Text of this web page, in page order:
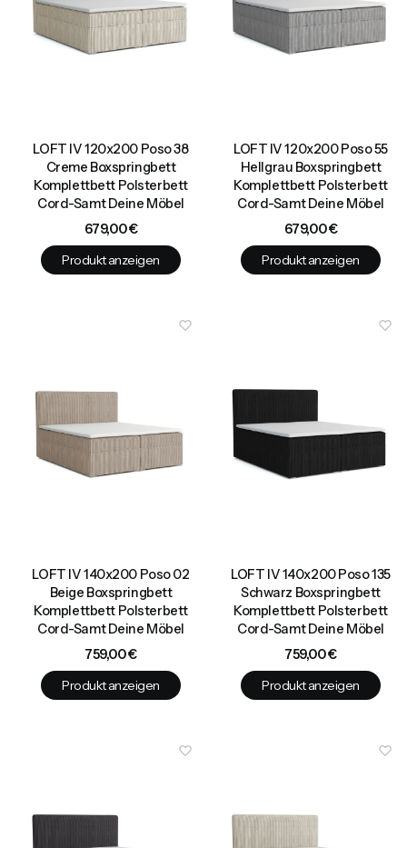
LOFT IV 120x200 Poso 38
Creme Boxspringbett
Komplettbett Polsterbett
Cord-Samt Deine Möbel
Preis
679,00 €
Produkt anzeigen
LOFT IV 120x200 Poso 55
Hellgrau Boxspringbett
Komplettbett Polsterbett
Cord-Samt Deine Möbel
Preis
679,00 €
Produkt anzeigen
LOFT IV 140x200 Poso 02
Beige Boxspringbett
Komplettbett Polsterbett
Cord-Samt Deine Möbel
Preis
759,00 €
Produkt anzeigen
LOFT IV 140x200 Poso 135
Schwarz Boxspringbett
Komplettbett Polsterbett
Cord-Samt Deine Möbel
Preis
759,00 €
Produkt anzeigen